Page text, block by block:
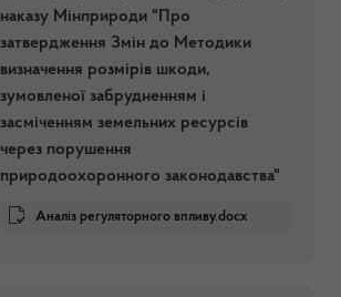
наказу Мінприроди "Про
затвердження Змін до Методики
визначення розмірів шкоди,
зумовленої забрудненням і
засміченням земельних ресурсів
через порушення
природоохоронного законодавства"
Аналіз регуляторного впливу.docx